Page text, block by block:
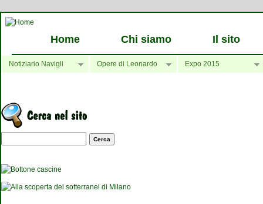
Home Chi siamo Il sito
Notiziario Navigli Opere di Leonardo Expo 2015
Maschera di ricerca